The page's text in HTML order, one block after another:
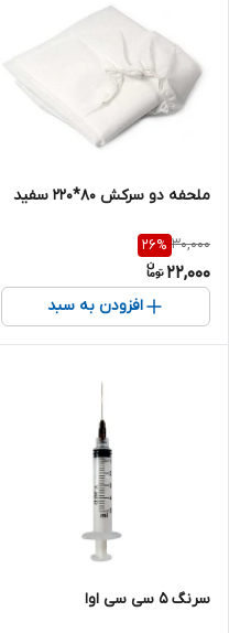
ملحفه دو سرکش 80*220 سفید
30,000
26%
22,000
افزودن به سبد
سرنگ 5 سی سی اوا